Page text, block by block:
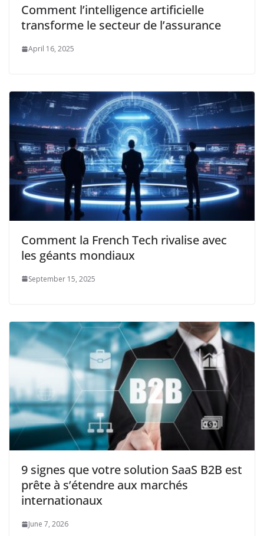
Comment l’intelligence artificielle
transforme le secteur de l’assurance
April 16, 2025
Comment la French Tech rivalise avec
les géants mondiaux
September 15, 2025
9 signes que votre solution SaaS B2B est
prête à s’étendre aux marchés
internationaux
June 7, 2026